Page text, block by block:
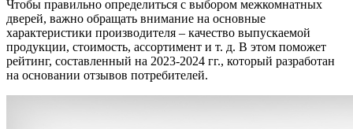
Чтобы правильно определиться с выбором межкомнатных
дверей, важно обращать внимание на основные
характеристики производителя – качество выпускаемой
продукции, стоимость, ассортимент и т. д. В этом поможет
рейтинг, составленный на 2023-2024 гг., который разработан
на основании отзывов потребителей.